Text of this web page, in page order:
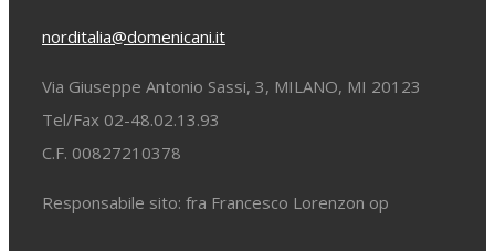
norditalia@domenicani.it
Via Giuseppe Antonio Sassi, 3, MILANO, MI 20123
Tel/Fax 02-48.02.13.93
C.F. 00827210378
Responsabile sito: fra Francesco Lorenzon op